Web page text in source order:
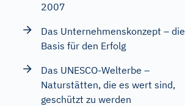
2007
Das Unternehmenskonzept – die
Basis für den Erfolg
Das UNESCO-Welterbe –
Naturstätten, die es wert sind,
geschützt zu werden